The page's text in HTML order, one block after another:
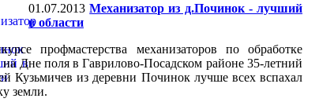
01.07.2013 Механизатор из д.Починок - лучший
в области
профмастерства механизаторов по обработке
Дне поля в Гаврилово-Посадском районе 35-летний
Кузьмичев из деревни Починок лучше всех вспахал
земли.